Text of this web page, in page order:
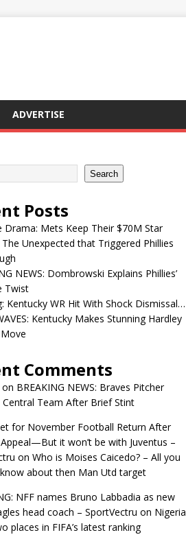
ADVERTISE
Search
Posts
Drama: Mets Keep Their $70M Star
The Unexpected that Triggered Phillies
NEWS: Dombrowski Explains Phillies’
Twist
Kentucky WR Hit With Shock Dismissal…
Kentucky Makes Stunning Hardley
Comments
on BREAKING NEWS: Braves Pitcher
Central Team After Brief Stint
for November Football Return After
it won’t be with Juventus –
on Who is Moises Caicedo? – All you
about then Man Utd target
NFF names Bruno Labbadia as new
head coach – SportVectru on Nigeria
places in FIFA’s latest ranking